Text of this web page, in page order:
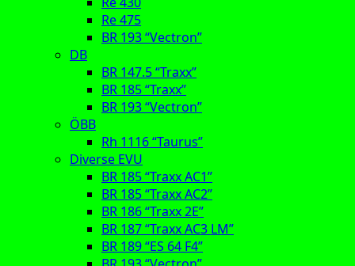
Re 475
BR 193 “Vectron”
DB
BR 147.5 “Traxx”
BR 185 “Traxx”
BR 193 “Vectron”
ÖBB
Rh 1116 “Taurus”
Diverse EVU
BR 185 “Traxx AC1”
BR 185 “Traxx AC2”
BR 186 “Traxx 2E”
BR 187 “Traxx AC3 LM”
BR 189 “ES 64 F4”